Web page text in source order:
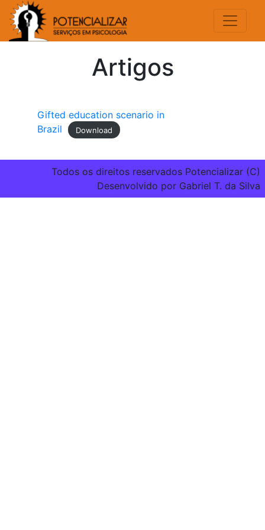
Artigos
Gifted education scenario in
Brazil
Download
Todos os direitos reservados Potencializar (C)
Desenvolvido por Gabriel T. da Silva